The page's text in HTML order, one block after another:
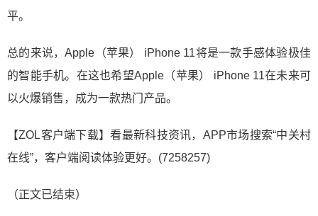
平。
总的来说，Apple（苹果） iPhone 11将是一款手感体验极佳
的智能手机。在这也希望Apple（苹果） iPhone 11在未来可
以火爆销售，成为一款热门产品。
【ZOL客户端下载】看最新科技资讯，APP市场搜索“中关村
在线”，客户端阅读体验更好。(7258257)
（正文已结束）